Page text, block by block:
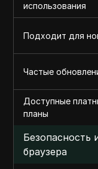
использования
Подходит для
Частые
Доступные
планы
Безопасность
браузера